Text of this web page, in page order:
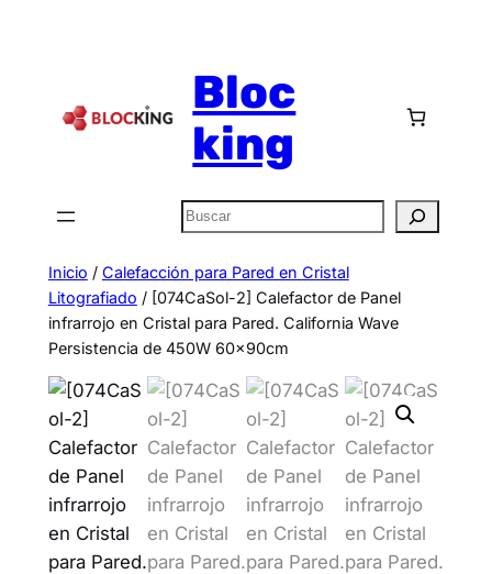
Bloc
king
Inicio / Calefacción para Pared en Cristal
Litografiado / [074CaSol-2] Calefactor de Panel
infrarrojo en Cristal para Pared. California Wave
Persistencia de 450W 60x90cm